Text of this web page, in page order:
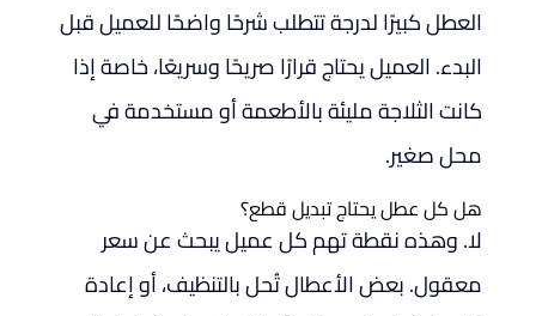
العطل كبيرًا لدرجة تتطلب شرحًا واضحًا للعميل قبل
البدء. العميل يحتاج قرارًا صريحًا وسريعًا، خاصة إذا
كانت الثلاجة مليئة بالأطعمة أو مستخدمة في
محل صغير.
هل كل عطل يحتاج تبديل قطع؟
لا. وهذه نقطة تهم كل عميل يبحث عن سعر
معقول. بعض الأعطال تُحل بالتنظيف، أو إعادة